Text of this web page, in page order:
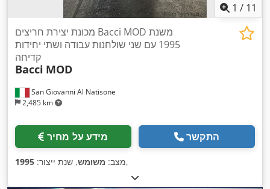
1 / 11
San Giovanni Al Natisone
2,485 km
מכונת יצירת חריצים Bacci MOD משנת
1995 עם שני שולחנות עבודה ושתי יחידות
קדיחה
Bacci MOD
מידע על מחיר התקשר
מצב: משומש, שנת ייצור: 1995 ,